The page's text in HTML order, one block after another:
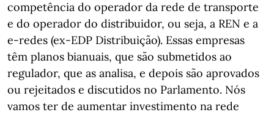
competência do operador da rede de transporte
e do operador do distribuidor, ou seja, a REN e a
e-redes (ex-EDP Distribuição). Essas empresas
têm planos bianuais, que são submetidos ao
regulador, que as analisa, e depois são aprovados
ou rejeitados e discutidos no Parlamento. Nós
vamos ter de aumentar investimento na rede